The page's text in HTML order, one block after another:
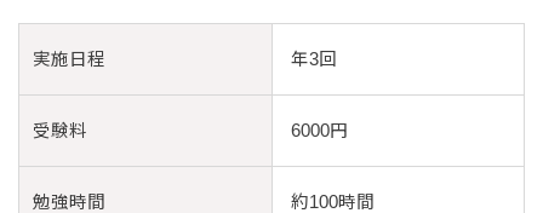
実施日程 年3回
受験料 6000円
勉強時間 約100時間